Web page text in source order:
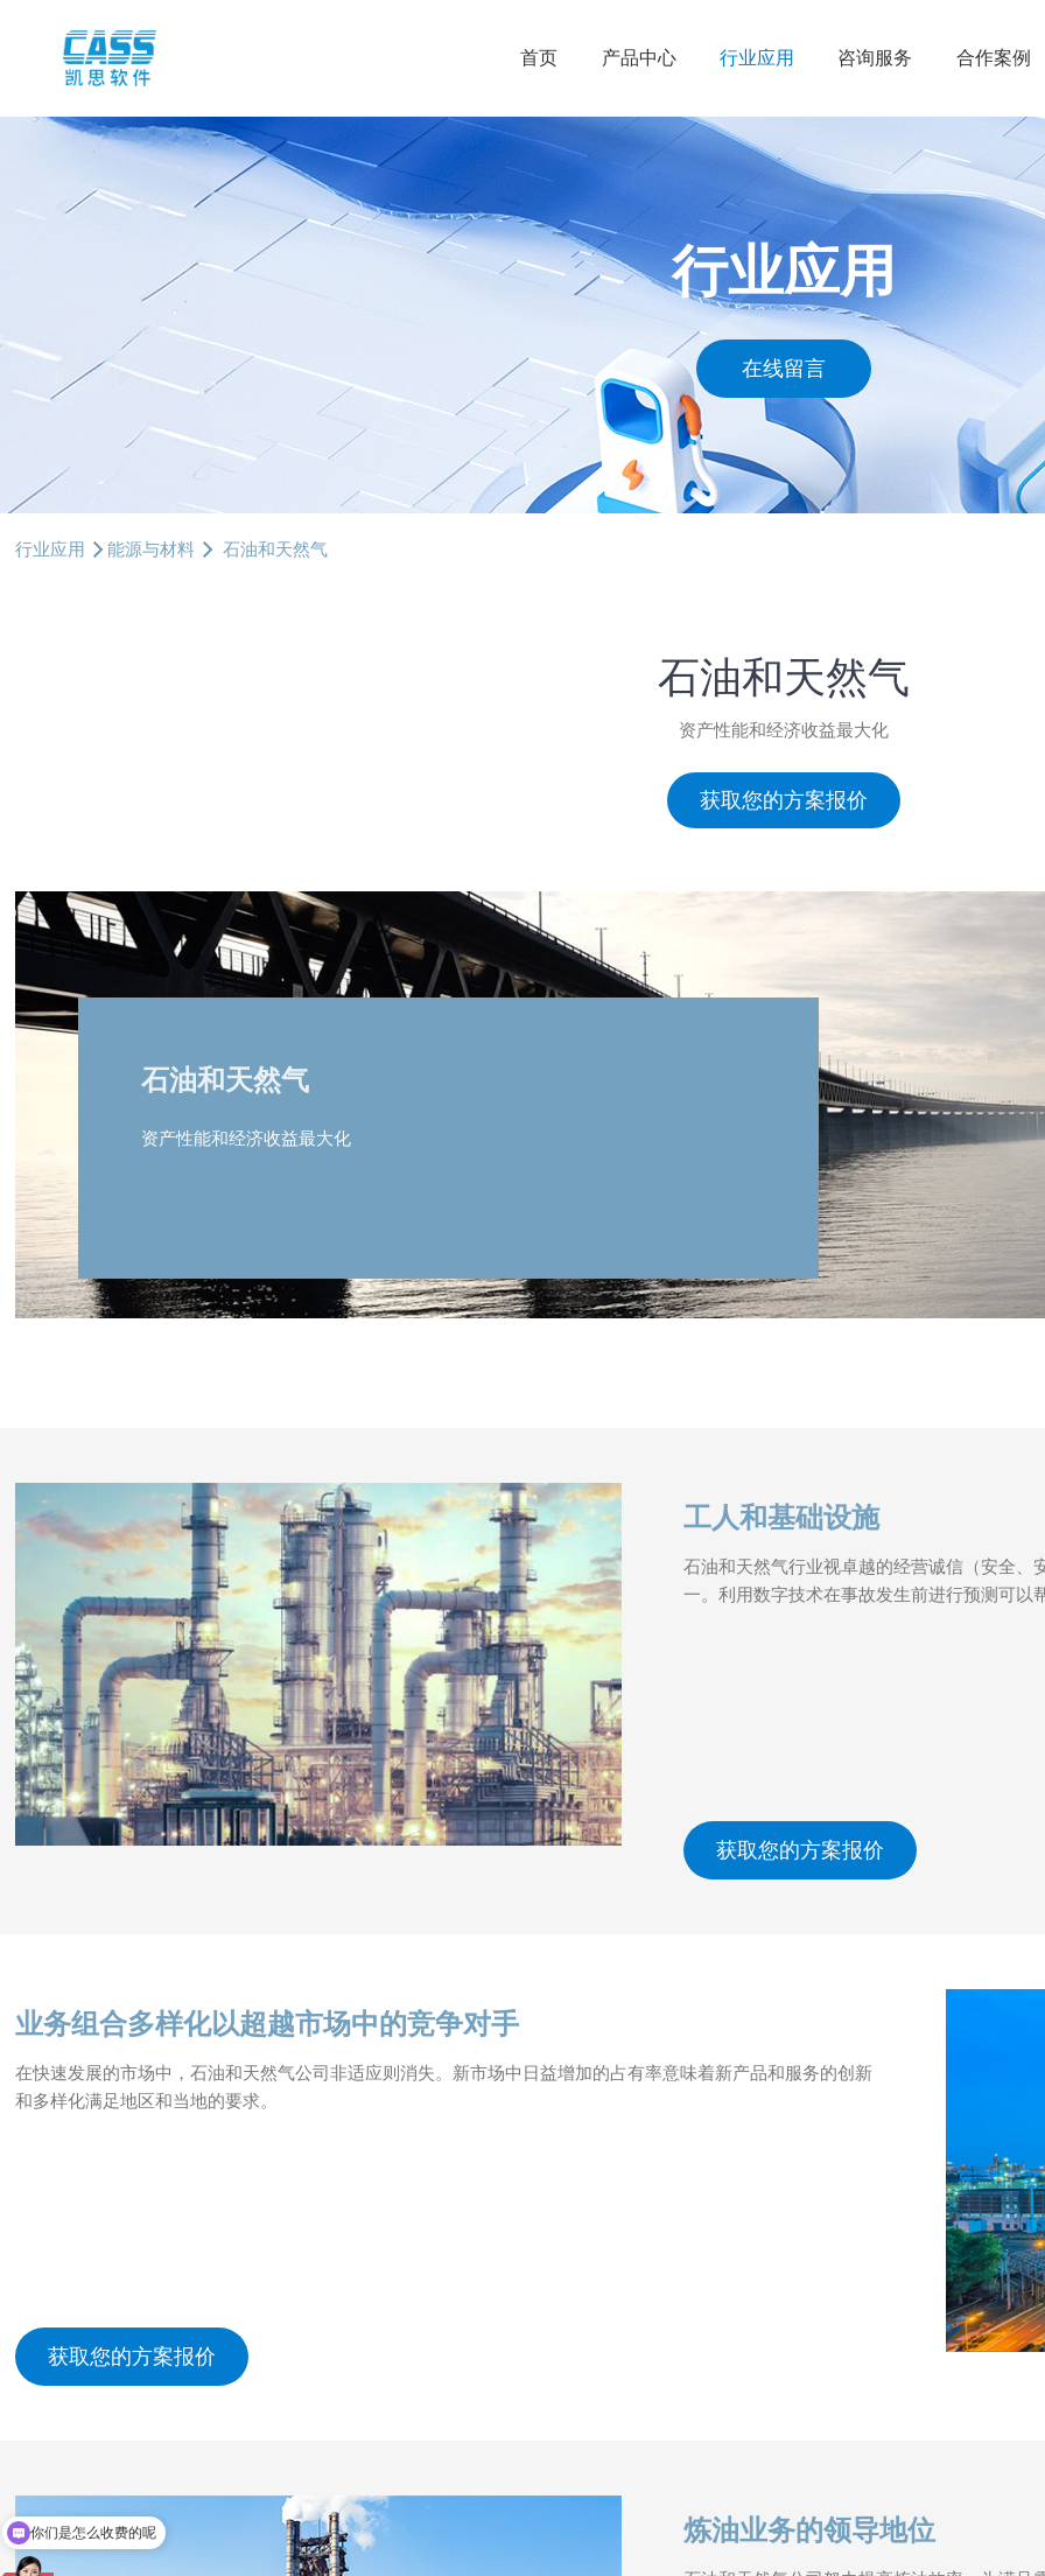
首页 产品中心
SIMULIA
BIOVIA
GEOVIA
EXALEAD
凯思产品
行业应用
工业设备
汽车与交通运输
包装消费品与零售
高科技
生命科学与医疗保健
建筑、工程与施工
航空航天与国防
船舶与海洋工程
能源与材料
咨询服务
管理规划
技术服务
运营维护
合作案例
凯思案例
工业设备
包装消费
航空航天
建筑工程
行业应用
在线留言
行业应用 能源与材料 石油和天然气
石油和天然气
资产性能和经济收益最大化
获取您的方案报价
石油和天然气
资产性能和经济收益最大化
工人和基础设施
石油和天然气行业视卓越的经营诚信（安全、
一。利用数字技术在事故发生前进行预测可以
获取您的方案报价
业务组合多样化以超越市场中的竞争对手
在快速发展的市场中，石油和天然气公司非适应则消失。新市场中日益增加的占有率意味着新产品和服务的创新
和多样化满足地区和当地的要求。
获取您的方案报价
炼油业务的领导地位
现在有优惠活动吗